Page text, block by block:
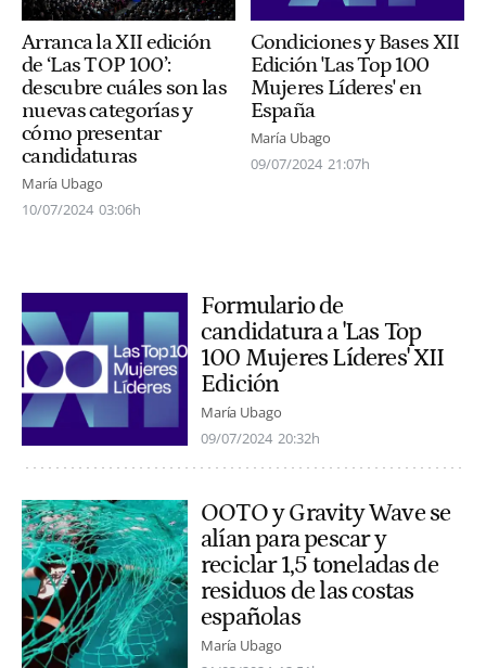
Arranca la XII edición
de ‘Las TOP 100’:
descubre cuáles son las
nuevas categorías y
cómo presentar
candidaturas
María Ubago
10/07/2024 03:06h
Condiciones y Bases XII
Edición 'Las Top 100
Mujeres Líderes' en
España
María Ubago
09/07/2024 21:07h
Formulario de
candidatura a 'Las Top
100 Mujeres Líderes' XII
Edición
María Ubago
09/07/2024 20:32h
OOTO y Gravity Wave se
alían para pescar y
reciclar 1,5 toneladas de
residuos de las costas
españolas
María Ubago